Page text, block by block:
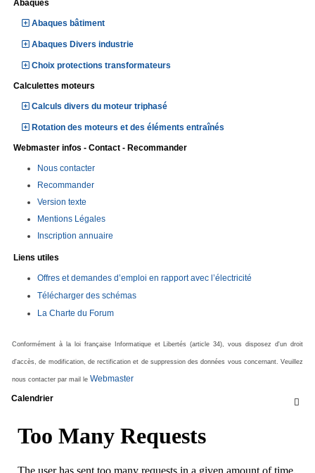
Abaques
Abaques bâtiment
Abaques Divers industrie
Choix protections transformateurs
Calculettes moteurs
Calculs divers du moteur triphasé
Rotation des moteurs et des éléments entraînés
Webmaster infos - Contact - Recommander
Nous contacter
Recommander
Version texte
Mentions Légales
Inscription annuaire
Liens utiles
Offres et demandes d’emploi en rapport avec l’électricité
Télécharger des schémas
La Charte du Forum
Conformément à la loi française Informatique et Libertés (article 34), vous disposez d'un droit
d'accès, de modification, de rectification et de suppression des données vous concernant. Veuillez
nous contacter par mail le Webmaster

Calendrier